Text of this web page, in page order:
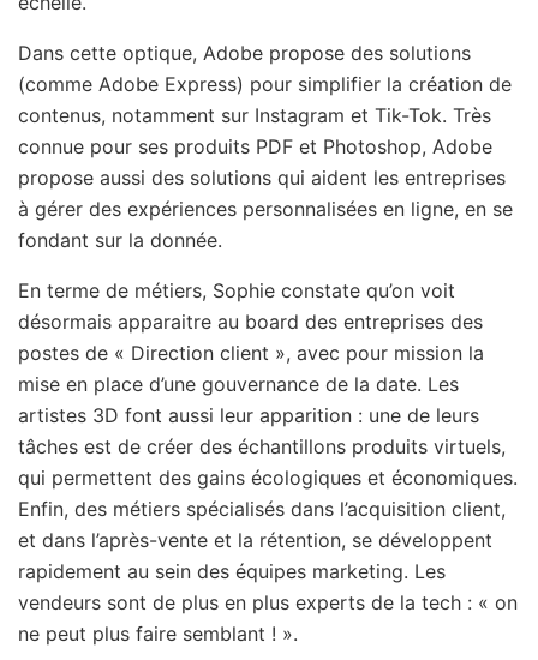
Dans cette optique, Adobe propose des solutions
(comme Adobe Express) pour simplifier la création de
contenus, notamment sur Instagram et Tik-Tok. Très
connue pour ses produits PDF et Photoshop, Adobe
propose aussi des solutions qui aident les entreprises
à gérer des expériences personnalisées en ligne, en se
fondant sur la donnée.
En terme de métiers, Sophie constate qu’on voit
désormais apparaitre au board des entreprises des
postes de « Direction client », avec pour mission la
mise en place d’une gouvernance de la date. Les
artistes 3D font aussi leur apparition : une de leurs
tâches est de créer des échantillons produits virtuels,
qui permettent des gains écologiques et économiques.
Enfin, des métiers spécialisés dans l’acquisition client,
et dans l’après-vente et la rétention, se développent
rapidement au sein des équipes marketing. Les
vendeurs sont de plus en plus experts de la tech : « on
ne peut plus faire semblant ! ».